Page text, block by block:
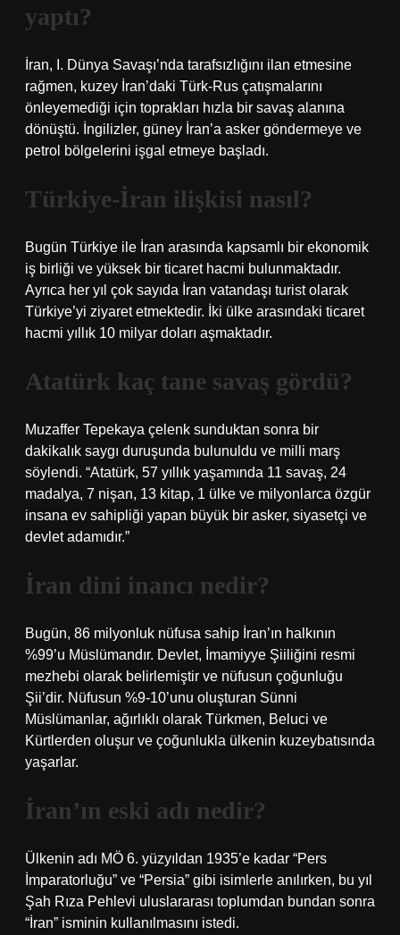
yaptı?
İran, I. Dünya Savaşı’nda tarafsızlığını ilan etmesine
rağmen, kuzey İran’daki Türk-Rus çatışmalarını
önleyemediği için toprakları hızla bir savaş alanına
dönüştü. İngilizler, güney İran’a asker göndermeye ve
petrol bölgelerini işgal etmeye başladı.
Türkiye-İran ilişkisi nasıl?
Bugün Türkiye ile İran arasında kapsamlı bir ekonomik
iş birliği ve yüksek bir ticaret hacmi bulunmaktadır.
Ayrıca her yıl çok sayıda İran vatandaşı turist olarak
Türkiye’yi ziyaret etmektedir. İki ülke arasındaki ticaret
hacmi yıllık 10 milyar doları aşmaktadır.
Atatürk kaç tane savaş gördü?
Muzaffer Tepekaya çelenk sunduktan sonra bir
dakikalık saygı duruşunda bulunuldu ve milli marş
söylendi. “Atatürk, 57 yıllık yaşamında 11 savaş, 24
madalya, 7 nişan, 13 kitap, 1 ülke ve milyonlarca özgür
insana ev sahipliği yapan büyük bir asker, siyasetçi ve
devlet adamıdır.”
İran dini inancı nedir?
Bugün, 86 milyonluk nüfusa sahip İran’ın halkının
%99’u Müslümandır. Devlet, İmamiyye Şiiliğini resmi
mezhebi olarak belirlemiştir ve nüfusun çoğunluğu
Şii’dir. Nüfusun %9-10’unu oluşturan Sünni
Müslümanlar, ağırlıklı olarak Türkmen, Beluci ve
Kürtlerden oluşur ve çoğunlukla ülkenin kuzeybatısında
yaşarlar.
İran’ın eski adı nedir?
Ülkenin adı MÖ 6. yüzyıldan 1935’e kadar “Pers
İmparatorluğu” ve “Persia” gibi isimlerle anılırken, bu yıl
Şah Rıza Pehlevi uluslararası toplumdan bundan sonra
“İran” isminin kullanılmasını istedi.